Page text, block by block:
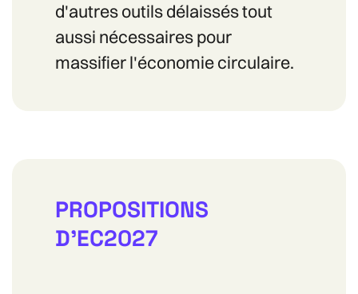
d'autres outils délaissés tout
aussi nécessaires pour
massifier l'économie circulaire.
PROPOSITIONS
D'EC2027